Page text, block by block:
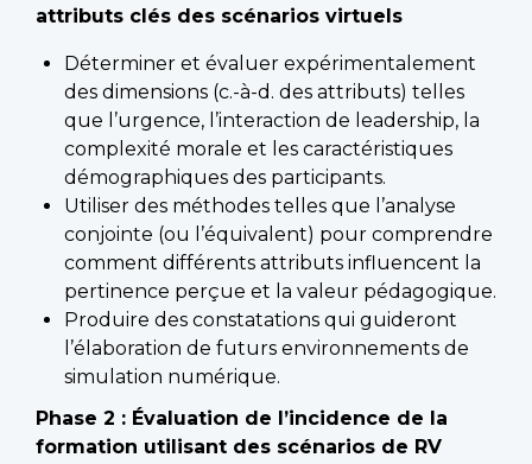
attributs clés des scénarios virtuels
Déterminer et évaluer expérimentalement
des dimensions (c.-à-d. des attributs) telles
que l’urgence, l’interaction de leadership, la
complexité morale et les caractéristiques
démographiques des participants.
Utiliser des méthodes telles que l’analyse
conjointe (ou l’équivalent) pour comprendre
comment différents attributs influencent la
pertinence perçue et la valeur pédagogique.
Produire des constatations qui guideront
l’élaboration de futurs environnements de
simulation numérique.
Phase 2 : Évaluation de l’incidence de la
formation utilisant des scénarios de RV